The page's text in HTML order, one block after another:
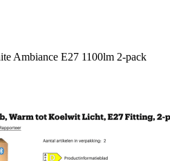
Ambiance E27 1100lm 2-pack